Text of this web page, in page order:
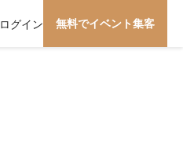
ログイン 無料でイベント集客